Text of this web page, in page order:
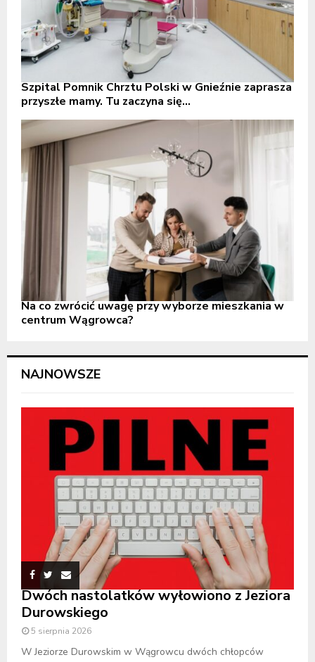
Szpital Pomnik Chrztu Polski w Gnieźnie zaprasza
przyszłe mamy. Tu zaczyna się...
Na co zwrócić uwagę przy wyborze mieszkania w
centrum Wągrowca?
NAJNOWSZE
Dwóch nastolatków wyłowiono z Jeziora
Durowskiego
5 sierpnia 2026
W Jeziorze Durowskim w Wągrowcu dwóch chłopców